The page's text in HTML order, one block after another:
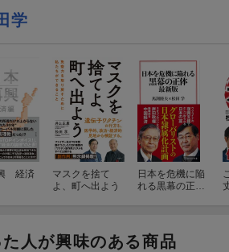
学
経済
マスクを捨て
よ、町へ出よう
日本を危機に陥
れる黒幕の正体
人が興味のある商品